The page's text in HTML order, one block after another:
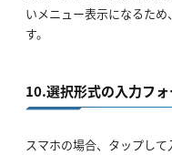
いメニュー表示になるた
す。
10.選択形式の入力フ
スマホの場合、タップし